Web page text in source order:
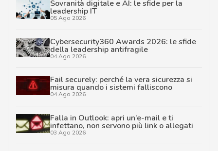
Sovranità digitale e AI: le sfide per la
leadership IT
05 Ago 2026
Cybersecurity360 Awards 2026: le sfide
della leadership antifragile
04 Ago 2026
Fail securely: perché la vera sicurezza si
misura quando i sistemi falliscono
04 Ago 2026
Falla in Outlook: apri un’e-mail e ti
infettano, non servono più link o allegati
03 Ago 2026